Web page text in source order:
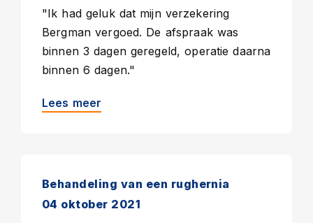
"Ik had geluk dat mijn verzekering
Bergman vergoed. De afspraak was
binnen 3 dagen geregeld, operatie daarna
binnen 6 dagen."
Lees meer
Behandeling van een rughernia
04 oktober 2021